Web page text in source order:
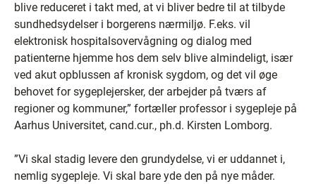
blive reduceret i takt med, at vi bliver bedre til at tilbyde
sundhedsydelser i borgerens nærmiljø. F.eks. vil
elektronisk hospitalsovervågning og dialog med
patienterne hjemme hos dem selv blive almindeligt, især
ved akut opblussen af kronisk sygdom, og det vil øge
behovet for sygeplejersker, der arbejder på tværs af
regioner og kommuner,” fortæller professor i sygepleje på
Aarhus Universitet, cand.cur., ph.d. Kirsten Lomborg.
”Vi skal stadig levere den grundydelse, vi er uddannet i,
nemlig sygepleje. Vi skal bare yde den på nye måder.